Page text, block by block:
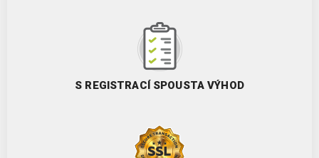
S REGISTRACÍ SPOUSTA VÝHOD